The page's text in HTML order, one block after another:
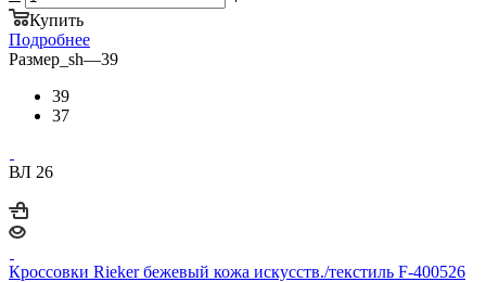
Купить
Подробнее
Размер_sh—39
39
37
ВЛ 26
Кроссовки Rieker бежевый кожа искусств./текстиль F-400526